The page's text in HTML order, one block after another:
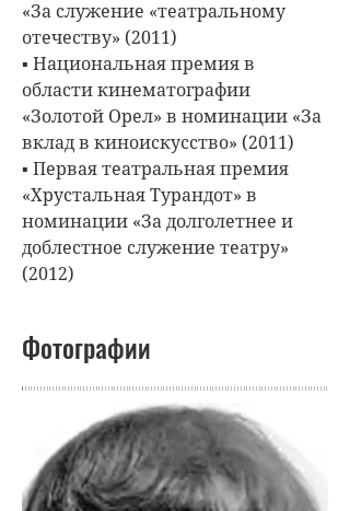
«За служение «театральному
отечеству» (2011)
▪ Национальная премия в
области кинематографии
«Золотой Орел» в номинации «За
вклад в киноискусство» (2011)
▪ Первая театральная премия
«Хрустальная Турандот» в
номинации «За долголетнее и
доблестное служение театру»
(2012)
Фотографии